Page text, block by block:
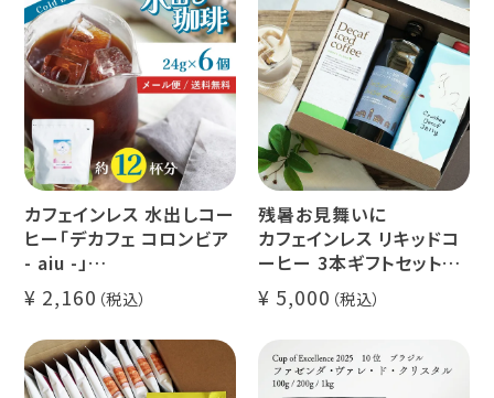
カフェインレス 水出しコー
ヒー「デカフェ コロンビア
- aiu -」
24g×6個（約12杯分）
マウンテンウォータープロ
セス カフェインレスコーヒ
ー豆100%使用 メール便
でお届け
2,160
残暑お見舞いに
カフェインレス リキッドコ
ーヒー 3本ギフトセット
クラッシュド デカフェ ゼリ
ー 1本
デカフェ オレベース【無
糖】1本
デカフェ アイスコーヒー 1
5,000